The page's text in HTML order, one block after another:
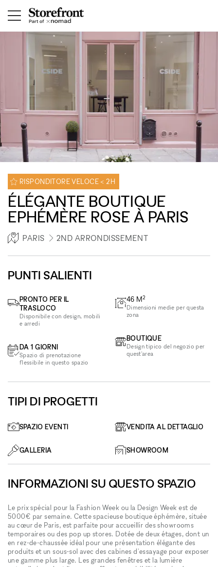
RISPONDITORE VELOCE < 2H
ÉLÉGANTE BOUTIQUE
EPHÉMÈRE ROSE À PARIS
PARIS 2ND ARRONDISSEMENT
PUNTI SALIENTI
PRONTO PER IL
TRASLOCO
Disponibile con design, mobili
e arredi
DA 1 GIORNI
Spazio di prenotazione
flessibile in questo spazio
46 M2
Dimensioni medie per questa
zona
BOUTIQUE
Design tipico del negozio per
quest'area
TIPI DI PROGETTI
SPAZIO EVENTI VENDITA AL DETTAGLIO
GALLERIA SHOWROOM
INFORMAZIONI SU QUESTO SPAZIO
Le prix spécial pour la Fashion Week ou la Design Week est de
5000€ par semaine. Cette spacieuse boutique éphémère, située
au cœur de Paris, est parfaite pour accueillir des showrooms
temporaires ou des pop up stores. Dotée de deux étages, dont un
en rez-de-chaussée idéal pour une présentation élégante des
produits et un sous-sol avec des cabines d'essayage pour exposer
une gamme plus large. Les grandes fenêtres et la lumière